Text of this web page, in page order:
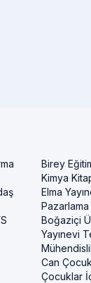
Birey
Kimya
Elma
Pazarlama
Boğaziçi
Yayınevi
Can Çocuk
Çocuklar